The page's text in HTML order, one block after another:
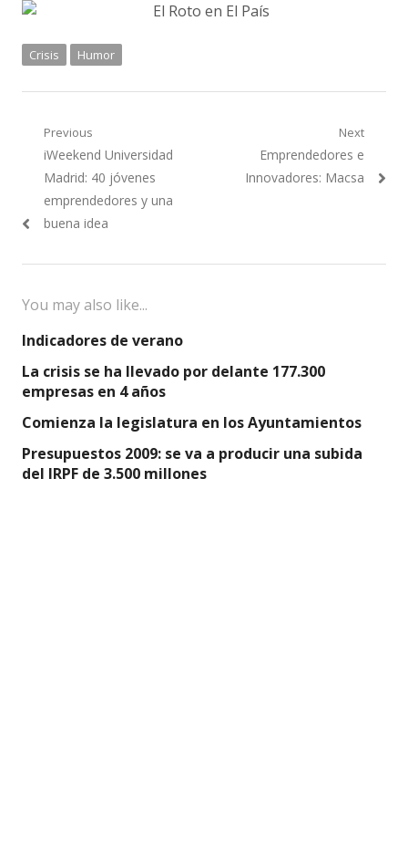
Crisis Humor
Navegación
de
entradas
Previous
Previous
post:
iWeekend Universidad
Madrid: 40 jóvenes
emprendedores y una
buena idea
Next
Next
post:
Emprendedores e
Innovadores: Macsa
You may also like...
Indicadores de verano
La crisis se ha llevado por delante 177.300
empresas en 4 años
Comienza la legislatura en los Ayuntamientos
Presupuestos 2009: se va a producir una subida
del IRPF de 3.500 millones